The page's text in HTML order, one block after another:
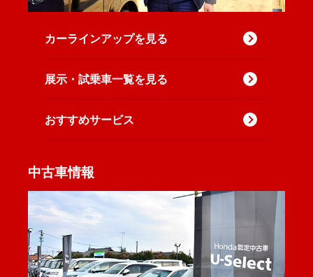
カーラインアップを見る
展示・試乗車一覧を見る
おすすめサービス
中古車情報